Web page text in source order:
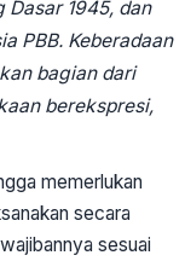
1945, dan
PBB. Keberadaan
bagian dari
berekspresi,
memerlukan
secara
sesuai